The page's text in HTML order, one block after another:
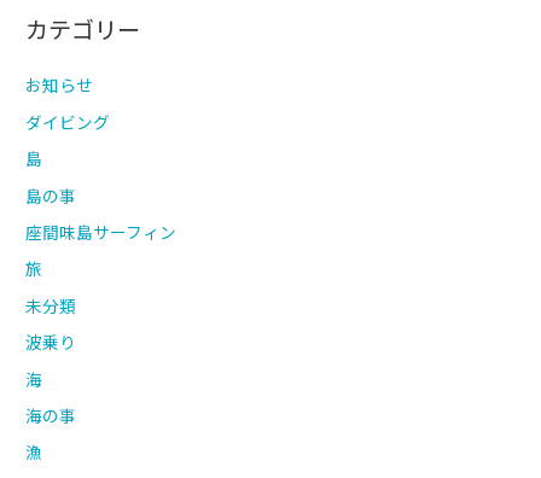
カテゴリー
お知らせ
ダイビング
島
島の事
座間味島サーフィン
旅
未分類
波乗り
海
海の事
漁